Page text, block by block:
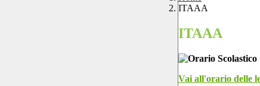
ITAAA
ITAAA
Vai all'orario delle